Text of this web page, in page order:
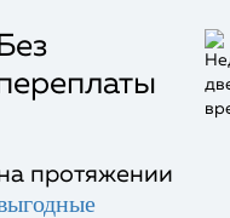
Без
протяжении